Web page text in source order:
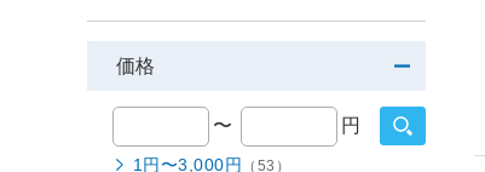
価格
〜 円
1円〜3,000円 （53）